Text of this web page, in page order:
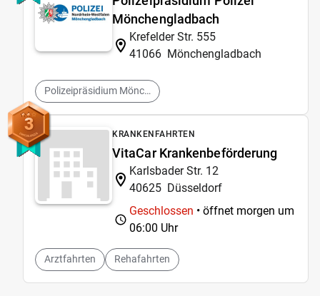
Mönchengladbach
Krefelder Str. 555
41066 Mönchengladbach
Polizeipräsidium Mönchengladbach
3 KRANKENFAHRTEN
VitaCar Krankenbeförderung
Karlsbader Str. 12
40625 Düsseldorf
Geschlossen • öffnet morgen um
06:00 Uhr
Arztfahrten Rehafahrten